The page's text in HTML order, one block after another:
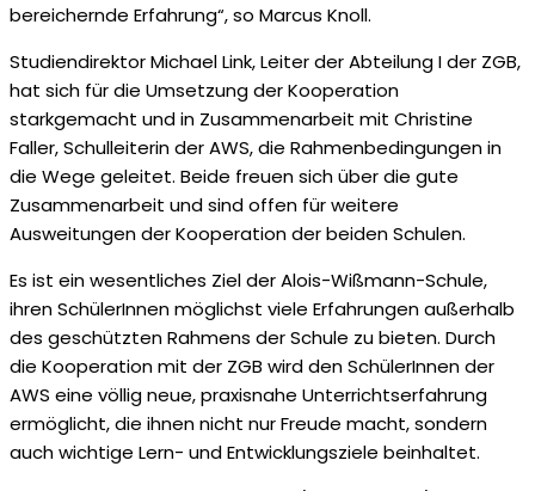
bereichernde Erfahrung“, so Marcus Knoll.
Studiendirektor Michael Link, Leiter der Abteilung I der ZGB,
hat sich für die Umsetzung der Kooperation
starkgemacht und in Zusammenarbeit mit Christine
Faller, Schulleiterin der AWS, die Rahmenbedingungen in
die Wege geleitet. Beide freuen sich über die gute
Zusammenarbeit und sind offen für weitere
Ausweitungen der Kooperation der beiden Schulen.
Es ist ein wesentliches Ziel der Alois-Wißmann-Schule,
ihren SchülerInnen möglichst viele Erfahrungen außerhalb
des geschützten Rahmens der Schule zu bieten. Durch
die Kooperation mit der ZGB wird den SchülerInnen der
AWS eine völlig neue, praxisnahe Unterrichtserfahrung
ermöglicht, die ihnen nicht nur Freude macht, sondern
auch wichtige Lern- und Entwicklungsziele beinhaltet.